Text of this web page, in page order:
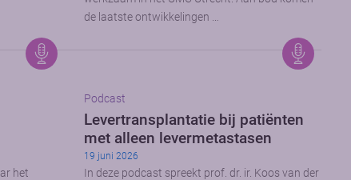
de laatste ontwikkelingen …
het
Podcast
Levertransplantatie bij patiënten
met alleen levermetastasen
19 juni 2026
In deze podcast spreekt prof. dr. ir. Koos van der